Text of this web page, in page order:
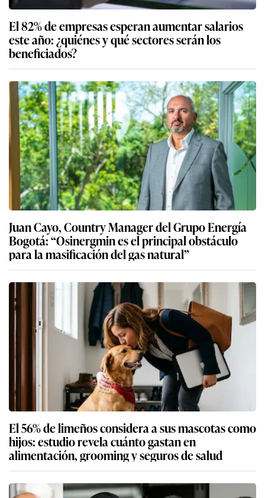
El 82% de empresas esperan aumentar salarios
este año: ¿quiénes y qué sectores serán los
beneficiados?
Juan Cayo, Country Manager del Grupo Energía
Bogotá: “Osinergmin es el principal obstáculo
para la masificación del gas natural”
El 56% de limeños considera a sus mascotas como
hijos: estudio revela cuánto gastan en
alimentación, grooming y seguros de salud